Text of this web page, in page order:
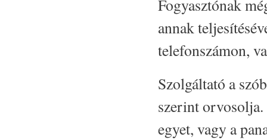
Fogyasztónak
annak
telefonszámon,
Szolgáltató a
szerint orvosolja.
egyet, vagy a